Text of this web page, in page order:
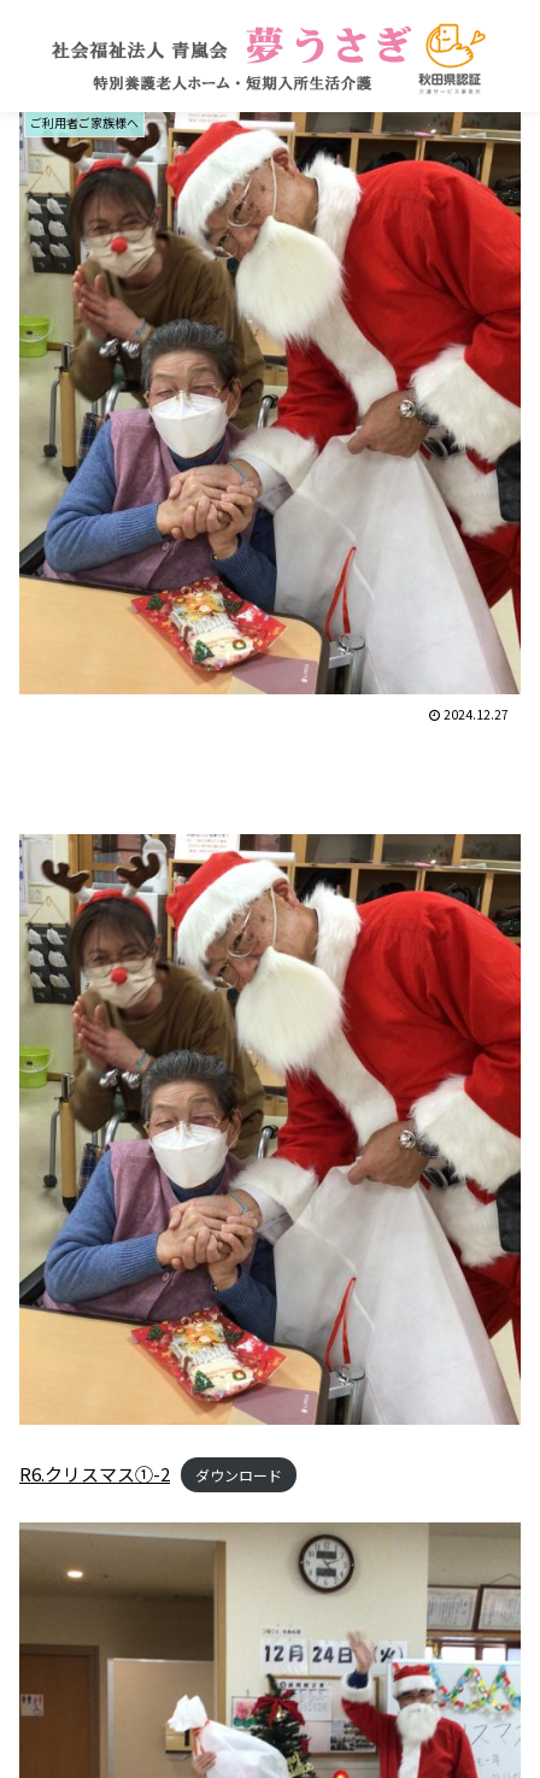
ご利用者ご家族様へ
2024.12.27
R6.クリスマス①-2 ダウンロード